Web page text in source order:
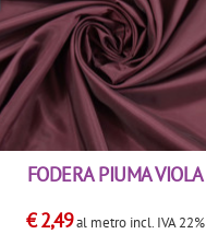
FODERA PIUMA VIOLA
€2,49al metro incl. IVA 22%